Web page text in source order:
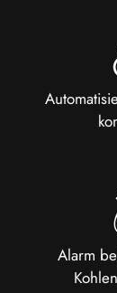
Alarm